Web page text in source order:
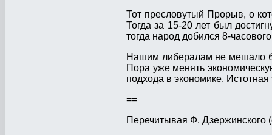
Тот пресловутый Прорыв, о
Тогда за 15-20 лет был
тогда народ добился 8-
Нашим либералам не мешало
Пора уже менять
подхода в экономике.
==
Перечитывая Ф. Дзержинского